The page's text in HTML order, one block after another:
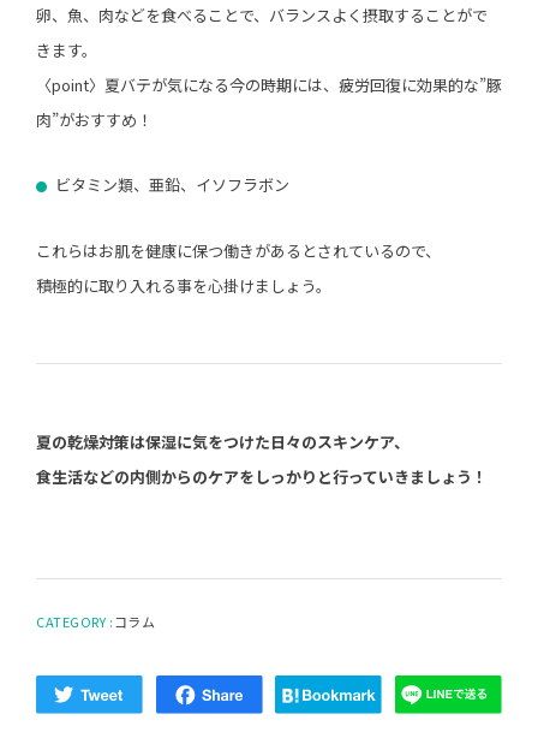
卵、魚、肉などを食べることで、バランスよく摂取することがで
きます。
〈point〉夏バテが気になる今の時期には、疲労回復に効果的な”豚
肉”がおすすめ！
ビタミン類、亜鉛、イソフラボン
これらはお肌を健康に保つ働きがあるとされているので、
積極的に取り入れる事を心掛けましょう。
夏の乾燥対策は保湿に気をつけた日々のスキンケア、
食生活などの内側からのケアをしっかりと行っていきましょう！
CATEGORY :コラム